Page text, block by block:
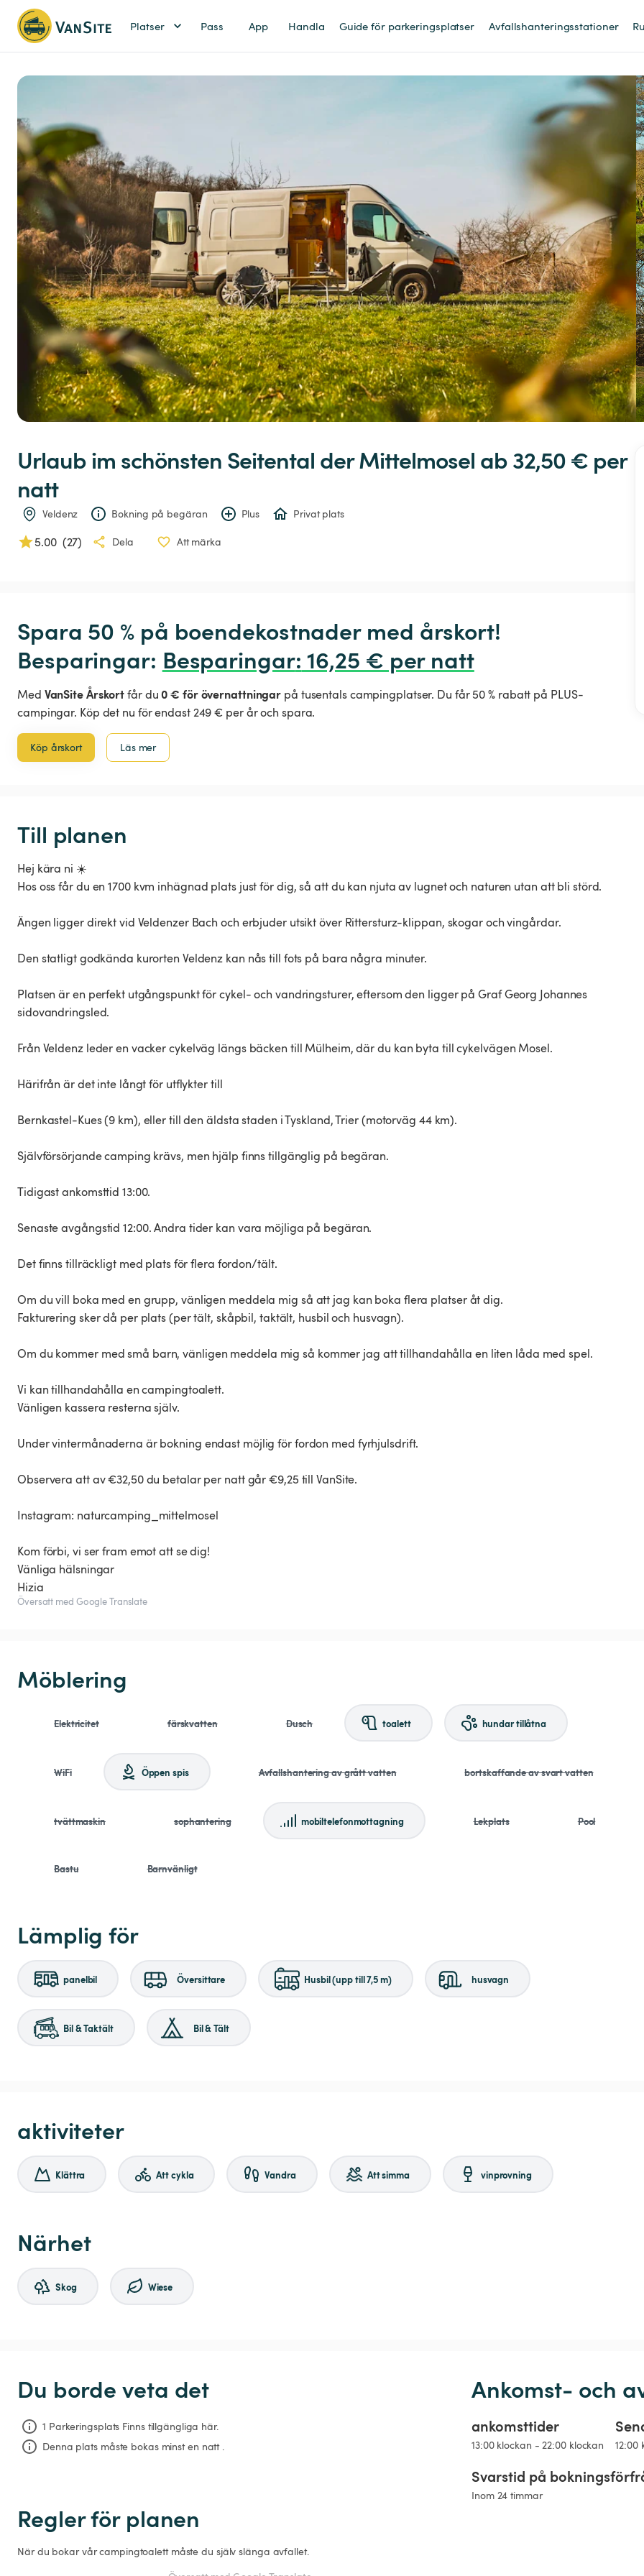
Platser Pass App Handla Guide för parkeringsplatser Avfallshanteringsstationer
Urlaubim schönsten Seitental derMittelmosel ab 32,50 € per
natt
Veldenz Bokning på begäran Plus Privat plats
5.00 (27) Dela Att märka
Spara 50 % på boendekostnader med årskort!
Besparingar: Besparingar: 16,25 € per natt
Med VanSite Årskortfår du0 € för övernattningar på tusentals campingplatser. Du får 50 % rabatt på PLUS-
campingar. Köp det nu för endast 249 € per år och spara.
Köp årskort Läs mer
Till planen
Hej kära ni ☀️
Hos oss får du en 1700 kvm inhägnad plats just för dig, så att du kan njuta av lugnet och naturen utan att bli störd.
Ängen ligger direkt vid Veldenzer Bach och erbjuder utsikt över Rittersturz-klippan, skogar och vingårdar.
Den statligt godkända kurorten Veldenz kan nås till fots på bara några minuter.
Platsen är en perfekt utgångspunkt för cykel- och vandringsturer, eftersom den ligger på Graf Georg Johannes
sidovandringsled.
Från Veldenz leder en vacker cykelväg längs bäcken till Mülheim, där du kan byta till cykelvägen Mosel.
Härifrån är det inte långt för utflykter till
Bernkastel-Kues (9 km), eller till den äldsta staden i Tyskland, Trier (motorväg 44 km).
Självförsörjande camping krävs, men hjälp finns tillgänglig på begäran.
Tidigast ankomsttid 13:00.
Senaste avgångstid 12:00. Andra tider kan vara möjliga på begäran.
Det finns tillräckligt med plats för flera fordon/tält.
Om du vill boka med en grupp, vänligen meddela mig så att jag kan boka flera platser åt dig.
Fakturering sker då per plats (per tält, skåpbil, taktält, husbil och husvagn).
Om du kommer med små barn, vänligen meddela mig så kommer jag att tillhandahålla en liten låda med spel.
Vi kan tillhandahålla en campingtoalett.
Vänligen kassera resterna själv.
Under vintermånaderna är bokning endast möjlig för fordon med fyrhjulsdrift.
Observera att av €32,50 du betalar per natt går €9,25 till VanSite.
Instagram: naturcamping_mittelmosel
Kom förbi, vi ser fram emot att se dig!
Vänliga hälsningar
Översatt med Google Translate
Möblering
Elektricitet färskvatten Dusch toalett hundar tillåtna
WiFi Öppen spis Avfallshantering av grått vatten bortskaffande av svart vatten
tvättmaskin sophantering mobiltelefonmottagning Lekplats Pool
Bastu Barnvänligt
Lämplig för
panelbil Översittare Husbil (upp till 7,5 m) husvagn
Bil & Taktält Bil & Tält
aktiviteter
Klättra Att cykla Vandra Att simma vinprovning
Närhet
Skog Wiese
Du borde veta det
1 Parkeringsplats Finns tillgängliga här.
Denna plats måste bokas minst en natt .
Ankomst- och
ankomsttider
13:00 klockan - 22:00 klockan 12:00
Svarstid på
Inom 24 timmar
Regler för planen
När du bokar vår campingtoalett måste du själv slänga avfallet.